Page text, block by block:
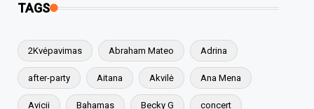
TAGS
2Kvėpavimas Abraham Mateo Adrina
after-party Aitana Akvilė Ana Mena
Avicii Bahamas Becky G concert